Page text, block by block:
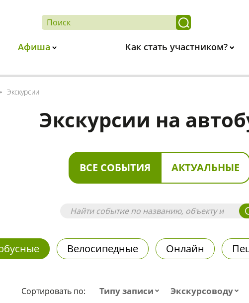
Афиша Как стать участником?
Экскурсии
Экскурсии на
ВСЕ СОБЫТИЯ АКТУАЛЬНЫЕ
Велосипедные Онлайн
Сортировать по: Типу записи Экскурсоводу